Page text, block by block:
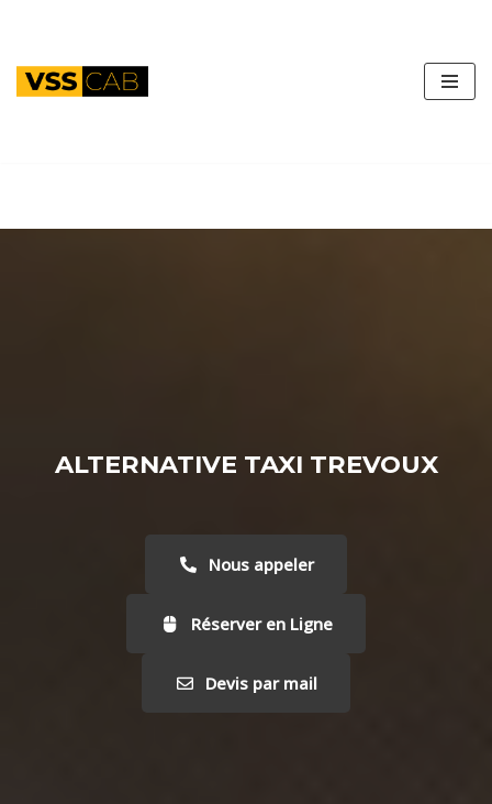
au
ALTERNATIVE TAXI TREVOUX
Nous appeler
Réserver en Ligne
Devis par mail